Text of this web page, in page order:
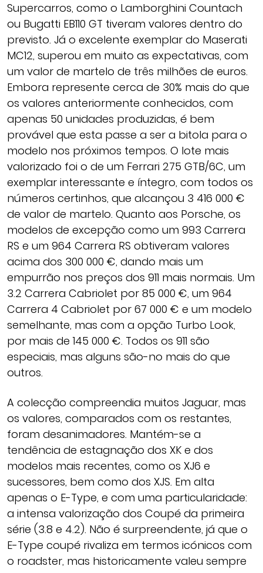
Supercarros, como o Lamborghini Countach
ou Bugatti EB110 GT tiveram valores dentro do
previsto. Já o excelente exemplar do Maserati
MC12, superou em muito as expectativas, com
um valor de martelo de três milhões de euros.
Embora represente cerca de 30% mais do que
os valores anteriormente conhecidos, com
apenas 50 unidades produzidas, é bem
provável que esta passe a ser a bitola para o
modelo nos próximos tempos. O lote mais
valorizado foi o de um Ferrari 275 GTB/6C, um
exemplar interessante e íntegro, com todos os
números certinhos, que alcançou 3 416 000 €
de valor de martelo. Quanto aos Porsche, os
modelos de excepção como um 993 Carrera
RS e um 964 Carrera RS obtiveram valores
acima dos 300 000 €, dando mais um
empurrão nos preços dos 911 mais normais. Um
3.2 Carrera Cabriolet por 85 000 €, um 964
Carrera 4 Cabriolet por 67 000 € e um modelo
semelhante, mas com a opção Turbo Look,
por mais de 145 000 €. Todos os 911 são
especiais, mas alguns são-no mais do que
outros.
A colecção compreendia muitos Jaguar, mas
os valores, comparados com os restantes,
foram desanimadores. Mantém-se a
tendência de estagnação dos XK e dos
modelos mais recentes, como os XJ6 e
sucessores, bem como dos XJS. Em alta
apenas o E-Type, e com uma particularidade:
a intensa valorização dos Coupé da primeira
série (3.8 e 4.2). Não é surpreendente, já que o
E-Type coupé rivaliza em termos icónicos com
o roadster, mas historicamente valeu sempre